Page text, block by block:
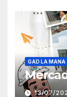
GAD LA MANA
13/07/